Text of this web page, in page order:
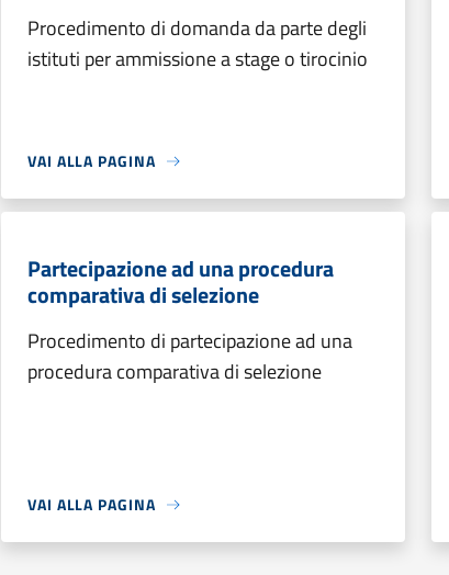
Procedimento di domanda da parte degli
istituti per ammissione a stage o tirocinio
VAI ALLA PAGINA
Partecipazione ad una procedura
comparativa di selezione
Procedimento di partecipazione ad una
procedura comparativa di selezione
VAI ALLA PAGINA